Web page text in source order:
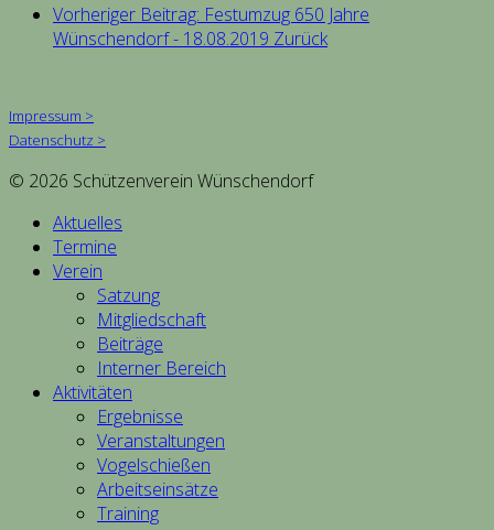
Vorheriger Beitrag: Festumzug 650 Jahre
Wünschendorf - 18.08.2019 Zurück
Impressum >
Datenschutz >
© 2026 Schützenverein Wünschendorf
Aktuelles
Termine
Verein
Satzung
Mitgliedschaft
Beiträge
Interner Bereich
Aktivitäten
Ergebnisse
Veranstaltungen
Vogelschießen
Arbeitseinsätze
Training